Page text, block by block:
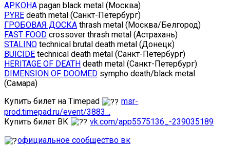
АРКОНА pagan black metal (Москва)
PYRE death metal (Санкт-Петербург)
ГРОБОВАЯ ДОСКА thrash metal (Москва/Белгород)
FAST FOOD crossover thrash metal (Астрахань)
STALINO technical brutal death metal (Донецк)
BUICIDE technical death metal (Санкт-Петербург)
HERITAGE OF DEATH death metal (Санкт-Петербург)
DIMENSION OF DOOMED sympho death/black metal
(Самара)
Купить билет на Timepad
msr-
prod.timepad.ru/event/3883…
Купить билет ВК
vk.com/app5575136_-239035189
официальное сообщество вк